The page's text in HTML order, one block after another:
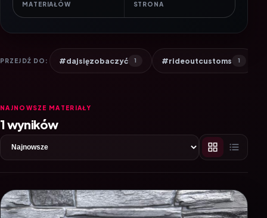
MATERIAŁÓW STRONA
PRZEJDŹ DO: #dajsięzobaczyć 1 #rideoutcustoms 1
NAJNOWSZE MATERIAŁY
1 wyników